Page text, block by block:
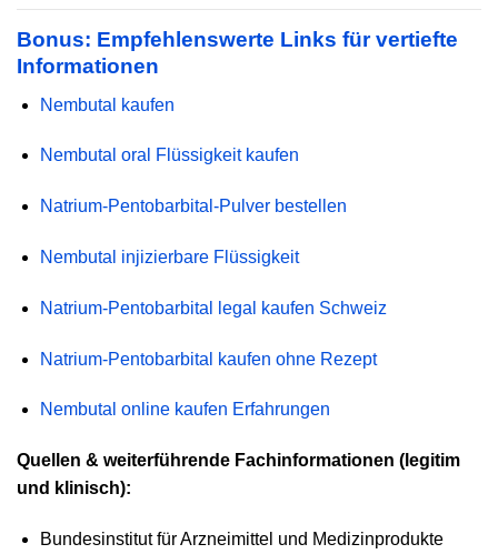
Bonus: Empfehlenswerte Links für vertiefte
Informationen
Nembutal kaufen
Nembutal oral Flüssigkeit kaufen
Natrium-Pentobarbital-Pulver bestellen
Nembutal injizierbare Flüssigkeit
Natrium-Pentobarbital legal kaufen Schweiz
Natrium-Pentobarbital kaufen ohne Rezept
Nembutal online kaufen Erfahrungen
Quellen & weiterführende Fachinformationen (legitim
und klinisch):
Bundesinstitut für Arzneimittel und Medizinprodukte